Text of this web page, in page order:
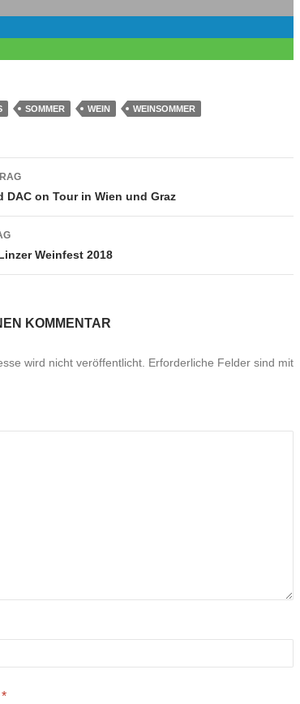
SOMMER WEIN WEINSOMMER
DAC on Tour in Wien und Graz
Weinfest 2018
KOMMENTAR
wird nicht veröffentlicht. Erforderliche Felder sind mit
*